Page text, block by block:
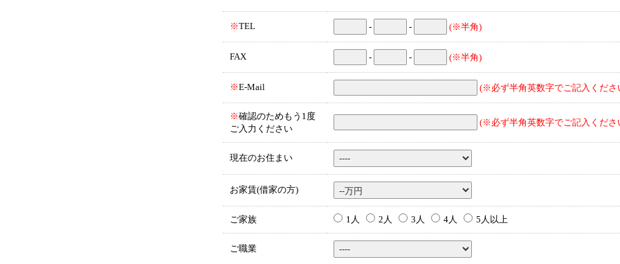
※TEL - - (※半角)
FAX - - (※半角)
※E-Mail (※必ず半角英数字でご記入くださ
※確認のためもう1度
ご入力ください
(※必ず半角英数字でご記入くださ
現在のお住まい
お家賃(借家の方)
ご家族 1人 2人 3人 4人 5人以上
ご職業